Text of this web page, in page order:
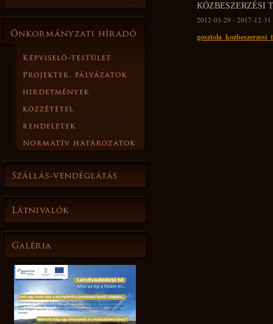
KÖZBESZERZÉSI
2012-03-29 - 2017-12-31